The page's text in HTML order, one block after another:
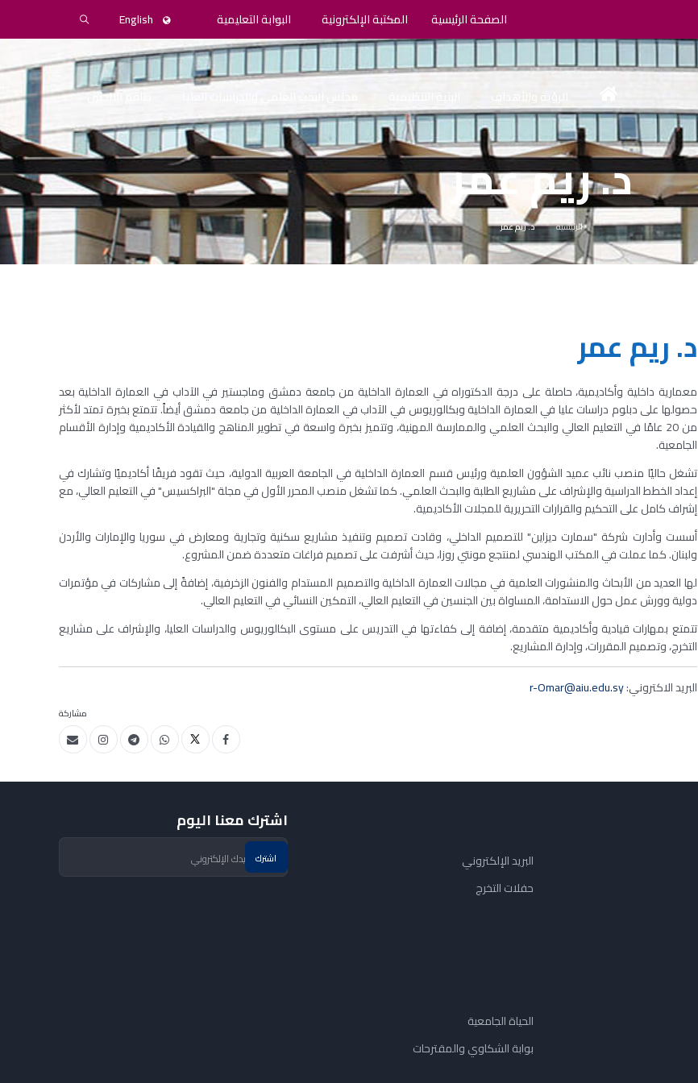
الصفحة الرئيسية المكتبة الإلكترونية البوابة التعليمية English
طاقم الباحثين
د. ريم عمر
الرئيسية د. ريم عمر
د. ريم عمر
معمارية داخلية وأكاديمية، حاصلة على درجة الدكتوراه في العمارة الداخلية من جامعة دمشق وماجستير في الآداب في العمارة الداخلية بعد
حصولها على دبلوم دراسات عليا في العمارة الداخلية وبكالوريوس في الآداب في العمارة الداخلية من جامعة دمشق أيضاً. تتمتع بخبرة تمتد لأكثر
من 20 عامًا في التعليم العالي والبحث العلمي والممارسة المهنية، وتتميز بخبرة واسعة في تطوير المناهج والقيادة الأكاديمية وإدارة الأقسام
الجامعية.
تشغل حاليًا منصب نائب عميد الشؤون العلمية ورئيس قسم العمارة الداخلية في الجامعة العربية الدولية، حيث تقود فريقًا أكاديميًا وتشارك في
إعداد الخطط الدراسية والإشراف على مشاريع الطلبة والبحث العلمي. كما تشغل منصب المحرر الأول في مجلة "البراكسيس" في التعليم العالي، مع
إشراف كامل على التحكيم والقرارات التحريرية للمجلات الأكاديمية.
أسست وأدارت شركة "سمارت ديزاين" للتصميم الداخلي، وقادت تصميم وتنفيذ مشاريع سكنية وتجارية ومعارض في سوريا والإمارات والأردن
ولبنان. كما عملت في المكتب الهندسي لمنتجع مونتي روزا، حيث أشرفت على تصميم فراغات متعددة ضمن المشروع.
لها العديد من الأبحاث والمنشورات العلمية في مجالات العمارة الداخلية والتصميم المستدام والفنون الزخرفية، إضافةً إلى مشاركات في مؤتمرات
دولية وورش عمل حول الاستدامة، المساواة بين الجنسين في التعليم العالي، التمكين النسائي في التعليم العالي.
تتمتع بمهارات قيادية وأكاديمية متقدمة، إضافة إلى كفاءتها في التدريس على مستوى البكالوريوس والدراسات العليا، والإشراف على مشاريع
التخرج، وتصميم المقررات، وإدارة المشاريع.
البريد الاكتروني:r-Omar@aiu.edu.sy
مشاركة
البريد الإلكتروني
حفلات التخرج
الحياة الجامعية
بوابة الشكاوي والمقترحات
اشترك معنا اليوم